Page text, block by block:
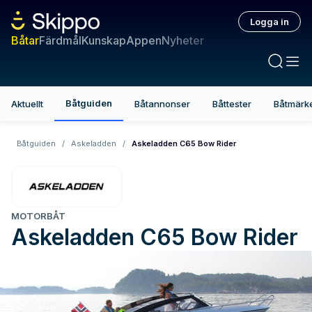
BåtarFärdmålKunskapAppenNyheter
Logga in
Aktuellt Båtguiden Båtannonser Båttester
Båtguiden / Askeladden / Askeladden C65 Bow Rider
MOTORBÅT
Askeladden C65 Bow Rider